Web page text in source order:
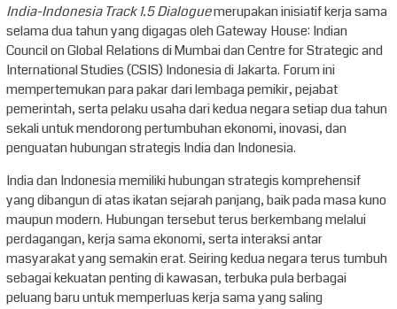
India-Indonesia Track 1.5 Dialoguemerupakan inisiatif kerja sama
selama dua tahun yang digagas oleh Gateway House: Indian
Council on Global Relations di Mumbai dan Centre for Strategic and
International Studies (CSIS) Indonesia di Jakarta. Forum ini
mempertemukan para pakar dari lembaga pemikir, pejabat
pemerintah, serta pelaku usaha dari kedua negara setiap dua tahun
sekali untuk mendorong pertumbuhan ekonomi, inovasi, dan
penguatan hubungan strategis India dan Indonesia.
India dan Indonesia memiliki hubungan strategis komprehensif
yang dibangun di atas ikatan sejarah panjang, baik pada masa kuno
maupun modern. Hubungan tersebut terus berkembang melalui
perdagangan, kerja sama ekonomi, serta interaksi antar
masyarakat yang semakin erat. Seiring kedua negara terus tumbuh
sebagai kekuatan penting di kawasan, terbuka pula berbagai
peluang baru untuk memperluas kerja sama yang saling